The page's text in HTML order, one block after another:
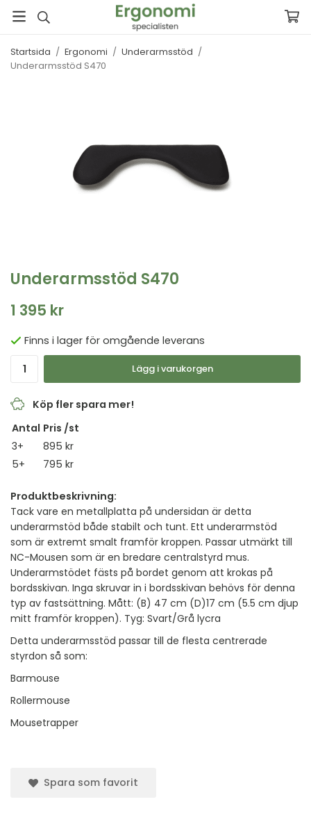
Startsida / Ergonomi / Underarmsstöd /
Underarmsstöd S470
Underarmsstöd S470
1 395 kr
Finns i lager för omgående leverans
Lägg i varukorgen
Köp fler spara mer!
Antal Pris /st
3+
895 kr
5+
795 kr
Produktbeskrivning:
Tack vare en metallplatta på undersidan är detta
underarmstöd både stabilt och tunt. Ett underarmstöd
som är extremt smalt framför kroppen. Passar utmärkt till
NC-Mousen som är en bredare centralstyrd mus.
Underarmstödet fästs på bordet genom att krokas på
bordsskivan. Inga skruvar in i bordsskivan behövs för denna
typ av fastsättning. Mått: (B) 47 cm (D)17 cm (5.5 cm djup
mitt framför kroppen). Tyg: Svart/Grå lycra
Detta underarmsstöd passar till de flesta centrerade
styrdon så som:
Barmouse
Rollermouse
Mousetrapper
Spara som favorit